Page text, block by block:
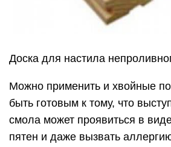
полы закрывают кафельной